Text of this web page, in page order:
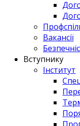
Вакансії
Вступнику
Інститут